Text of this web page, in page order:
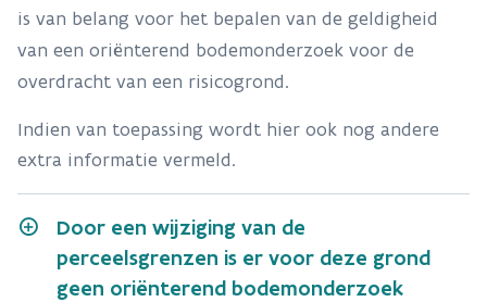
is van belang voor het bepalen van de geldigheid
van een oriënterend bodemonderzoek voor de
overdracht van een risicogrond.
Indien van toepassing wordt hier ook nog andere
extra informatie vermeld.
Door een wijziging van de
perceelsgrenzen is er voor deze grond
geen oriënterend bodemonderzoek